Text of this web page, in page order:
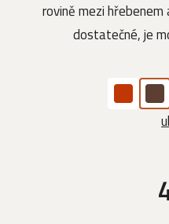
rovině mezi
dostatečné, je